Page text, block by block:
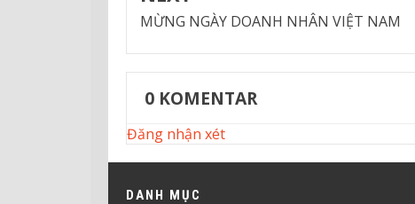
MỪNG NGÀY DOANH NHÂN VIỆT NAM
0 KOMENTAR
Đăng nhận xét
DANH MỤC